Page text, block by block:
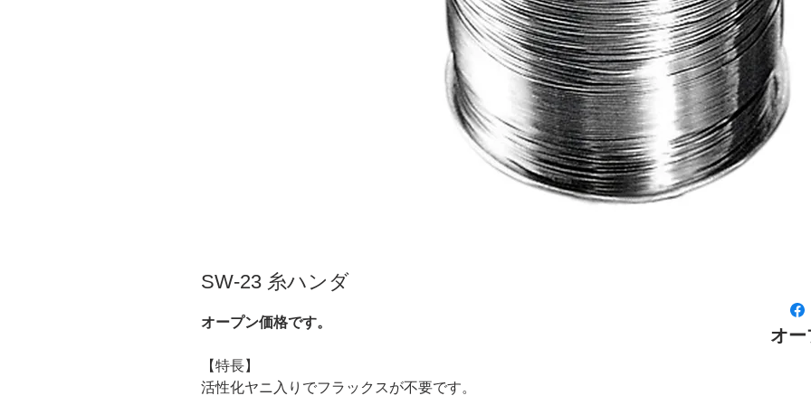
SW-23 糸ハンダ
オープン価格です。
【特長】
活性化ヤニ入りでフラックスが不要です。
オ